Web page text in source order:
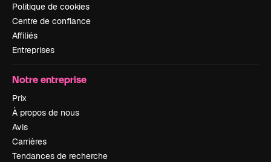
Politique de cookies
Centre de confiance
Affiliés
Entreprises
Notre entreprise
Prix
À propos de nous
Avis
Carrières
Tendances de recherche